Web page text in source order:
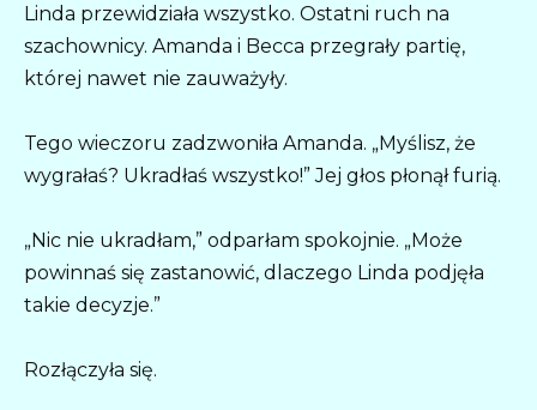
Linda przewidziała wszystko. Ostatni ruch na
szachownicy. Amanda i Becca przegrały partię,
której nawet nie zauważyły.
Tego wieczoru zadzwoniła Amanda. „Myślisz, że
wygrałaś? Ukradłaś wszystko!” Jej głos płonął furią.
„Nic nie ukradłam,” odparłam spokojnie. „Może
powinnaś się zastanowić, dlaczego Linda podjęła
takie decyzje.”
Rozłączyła się.